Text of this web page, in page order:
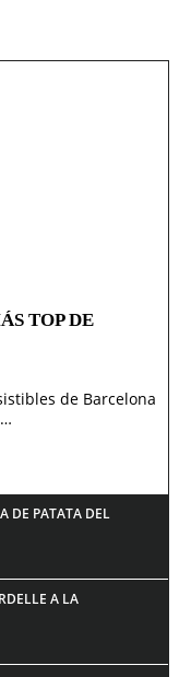
TOP DE
de Barcelona
DE PATATA DEL
A LA